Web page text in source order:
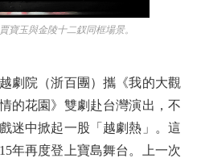
寶玉與金陵十二釵同框場景。
院（浙百團）攜《我的大觀
的花園》雙劇赴台灣演出，不
迷中掀起一股「越劇熱」。這
年再度登上寶島舞台。上一次